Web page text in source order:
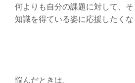
何よりも自分の課題に対して、
知識を得ている姿に応援したくな
悩んだときは、